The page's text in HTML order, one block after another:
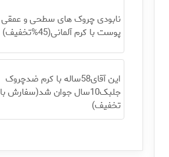
نابودی چروک های سطحی و عمقی
پوست با کرم آلمانی(45%تخفیف)
این آقای58ساله با کرم ضدچروک
جلبک10سال جوان شد(سفارش با
تخفیف)